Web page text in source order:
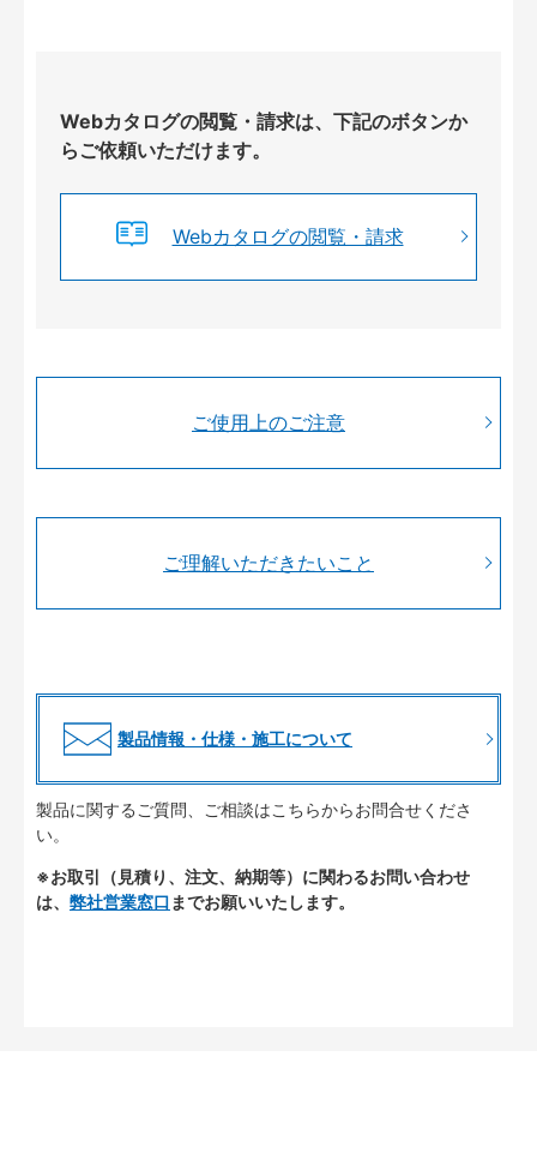
Webカタログの閲覧・請求は、下記のボタンか
らご依頼いただけます。
Webカタログの閲覧・請求
ご使用上のご注意
ご理解いただきたいこと
製品情報・仕様・施工について
製品に関するご質問、ご相談はこちらからお問合せくださ
い。
※お取引（見積り、注文、納期等）に関わるお問い合わせ
は、 弊社営業窓口 までお願いいたします。